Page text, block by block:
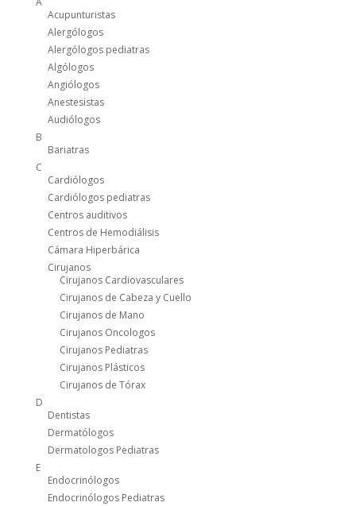
Acupunturistas
Alergólogos
Alergólogos pediatras
Algólogos
Angiólogos
Anestesistas
Audiólogos
B
Bariatras
C
Cardiólogos
Cardiólogos pediatras
Centros auditivos
Centros de Hemodiálisis
Cámara Hiperbárica
Cirujanos
Cirujanos Cardiovasculares
Cirujanos de Cabeza y Cuello
Cirujanos de Mano
Cirujanos Oncologos
Cirujanos Pediatras
Cirujanos Plásticos
Cirujanos de Tórax
D
Dentistas
Dermatólogos
Dermatologos Pediatras
E
Endocrinólogos
Endocrinólogos Pediatras